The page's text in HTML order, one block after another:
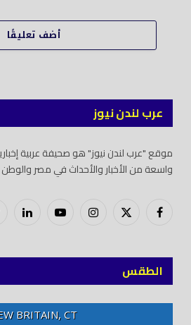
أضف تعليقًا
عرب لندن نيوز
موقع "عرب لندن نيوز" هو صحيفة عربية
واسعة من الأخبار والأحداث في مصر والوطن
فيسبوكX
إنستغراميوتيوب لينكدود
الطقس
BRITAIN, CT